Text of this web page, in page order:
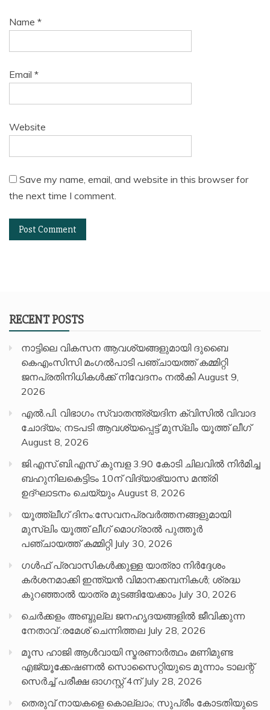
Name *
Email *
Website
Save my name, email, and website in this browser for
the next time I comment.
RECENT POSTS
നാട്ടിലെ വികസന ആവശ്യങ്ങളുമായി ദുബൈ
കെഎംസിസി മംഗൽപാടി പഞ്ചായത്ത് കമ്മിറ്റി
ജനപ്രതിനിധികൾക്ക് നിവേദനം നൽകി August 9,
2026
എൽ.പി. വിഭാഗം സ്വാതന്ത്ര്യദിന ക്വിസിൽ വിവാദ
ചോദ്യം; നടപടി ആവശ്യപ്പെട്ട് മുസ്‌ലിം യൂത്ത് ലീഗ്
August 8, 2026
ജി.എസ്.ബി.എസ് കുമ്പള 3.90 കോടി ചിലവിൽ നിർമിച്ച
ബഹുനിലകെട്ടിടം 10ന് വിദ്യാഭ്യാസ മന്ത്രി
ഉദ്ഘാടനം ചെയ്യും August 8, 2026
യൂത്ത്ലീഗ് ദിനം:സേവനപ്രവർത്തനങ്ങളുമായി
മുസ്ലിം യൂത്ത് ലീഗ് മൊഗ്രാൽ പുത്തൂർ
പഞ്ചായത്ത് കമ്മിറ്റി July 30, 2026
ഗൾഫ് പ്രവാസികൾക്കുള്ള യാത്രാ നിർദ്ദേശം
കർശനമാക്കി ഇന്ത്യൻ വിമാനക്കമ്പനികൾ; ശ്രദ്ധ
കുറഞ്ഞാൽ യാത്ര മുടങ്ങിയേക്കാം July 30, 2026
ചെർക്കളം അബ്ദുല്ല ജനഹൃദയങ്ങളിൽ ജീവിക്കുന്ന
നേതാവ് :രമേശ് ചെന്നിത്തല July 28, 2026
മൂസ ഹാജി ആൾവായി സ്മരണാർത്ഥം മണിമുണ്ട
എജ്യൂക്കേഷണൽ സൊസൈറ്റിയുടെ മൂന്നാം ടാലന്റ്
സെർച്ച് പരീക്ഷ ഓഗസ്റ്റ് 4ന് July 28, 2026
തെരുവ് നായകളെ കൊല്ലാം; സുപ്രീം കോടതിയുടെ